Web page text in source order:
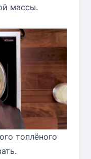
массы.
топлёного